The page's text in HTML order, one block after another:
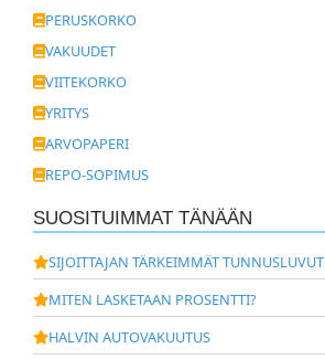
PERUSKORKO
VAKUUDET
VIITEKORKO
YRITYS
ARVOPAPERI
REPO-SOPIMUS
SUOSITUIMMAT TÄNÄÄN
SIJOITTAJAN TÄRKEIMMÄT TUNNUSLUVUT
MITEN LASKETAAN PROSENTTI?
HALVIN AUTOVAKUUTUS